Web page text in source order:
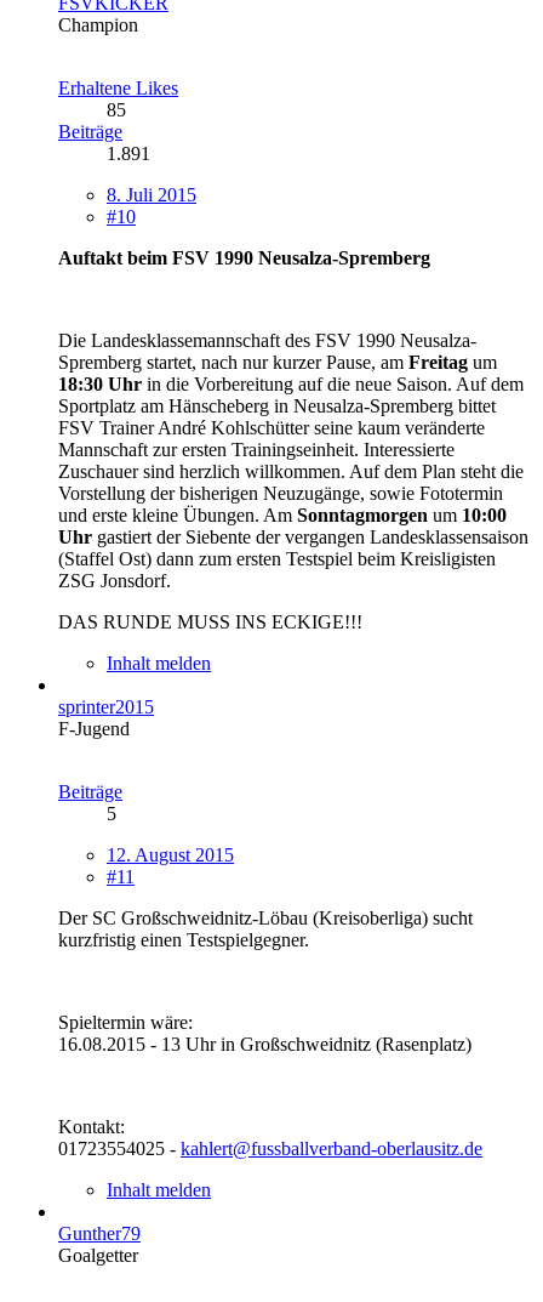
Champion
Erhaltene Likes
85
Beiträge
1.891
8. Juli 2015
#10
Auftakt beim FSV 1990 Neusalza-Spremberg
Die Landesklassemannschaft des FSV 1990 Neusalza-
Spremberg startet, nach nur kurzer Pause, am Freitag um
18:30 Uhr in die Vorbereitung auf die neue Saison. Auf dem
Sportplatz am Hänscheberg in Neusalza-Spremberg bittet
FSV Trainer André Kohlschütter seine kaum veränderte
Mannschaft zur ersten Trainingseinheit. Interessierte
Zuschauer sind herzlich willkommen. Auf dem Plan steht die
Vorstellung der bisherigen Neuzugänge, sowie Fototermin
und erste kleine Übungen. Am Sonntagmorgen um 10:00
Uhr gastiert der Siebente der vergangen Landesklassensaison
(Staffel Ost) dann zum ersten Testspiel beim Kreisligisten
ZSG Jonsdorf.
DAS RUNDE MUSS INS ECKIGE!!!
Inhalt melden
sprinter2015
F-Jugend
Beiträge
5
12. August 2015
#11
Der SC Großschweidnitz-Löbau (Kreisoberliga) sucht
kurzfristig einen Testspielgegner.
Spieltermin wäre:
16.08.2015 - 13 Uhr in Großschweidnitz (Rasenplatz)
Kontakt:
01723554025 - kahlert@fussballverband-oberlausitz.de
Inhalt melden
Gunther79
Goalgetter